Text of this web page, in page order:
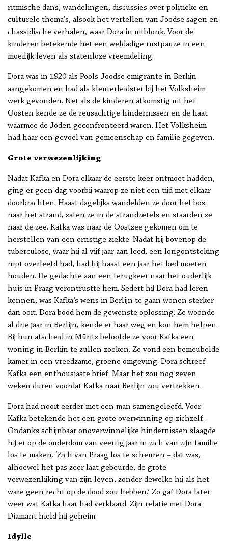
ritmische dans, wandelingen, discussies over politieke en
culturele thema’s, alsook het vertellen van Joodse sagen en
chassidische verhalen, waar Dora in uitblonk. Voor de
kinderen betekende het een weldadige rustpauze in een
moeilijk leven als statenloze vreemdeling.
Dora was in 1920 als Pools-Joodse emigrante in Berlijn
aangekomen en had als kleuterleidster bij het Volksheim
werk gevonden. Net als de kinderen afkomstig uit het
Oosten kende ze de reusachtige hindernissen en de haat
waarmee de Joden geconfronteerd waren. Het Volksheim
had haar een gevoel van gemeenschap en familie gegeven.
Grote verwezenlijking
Nadat Kafka en Dora elkaar de eerste keer ontmoet hadden,
ging er geen dag voorbij waarop ze niet een tijd met elkaar
doorbrachten. Haast dagelijks wandelden ze door het bos
naar het strand, zaten ze in de strandzetels en staarden ze
naar de zee. Kafka was naar de Oostzee gekomen om te
herstellen van een ernstige ziekte. Nadat hij bovenop de
tuberculose, waar hij al vijf jaar aan leed, een longontsteking
nipt overleefd had, had hij haast een jaar het bed moeten
houden. De gedachte aan een terugkeer naar het ouderlijk
huis in Praag verontrustte hem. Sedert hij Dora had leren
kennen, was Kafka’s wens in Berlijn te gaan wonen sterker
dan ooit. Dora bood hem de gewenste oplossing. Ze woonde
al drie jaar in Berlijn, kende er haar weg en kon hem helpen.
Bij hun afscheid in Müritz beloofde ze voor Kafka een
woning in Berlijn te zullen zoeken. Ze vond een bemeubelde
kamer in een vreedzame, groene omgeving. Dora schreef
Kafka een enthousiaste brief. Maar het zou nog zeven
weken duren voordat Kafka naar Berlijn zou vertrekken.
Dora had nooit eerder met een man samengeleefd. Voor
Kafka betekende het een grote overwinning op zichzelf.
Ondanks schijnbaar onoverwinnelijke hindernissen slaagde
hij er op de ouderdom van veertig jaar in zich van zijn familie
los te maken. ‘Zich van Praag los te scheuren – dat was,
alhoewel het pas zeer laat gebeurde, de grote
verwezenlijking van zijn leven, zonder dewelke hij als het
ware geen recht op de dood zou hebben.’ Zo gaf Dora later
weer wat Kafka haar had verklaard. Zijn relatie met Dora
Diamant hield hij geheim.
Idylle